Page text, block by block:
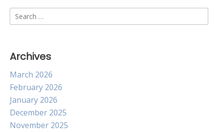
Search
for:
Archives
March 2026
February 2026
January 2026
December 2025
November 2025